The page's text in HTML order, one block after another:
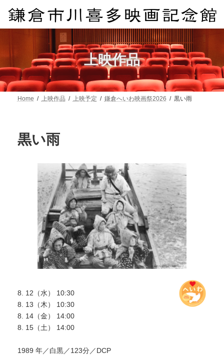
ン
ス
キ
ッ
プ
ー
ン
に
移
動
上映作品
Home 上映作品 上映予定 鎌倉へいわ映画祭2026 黒い雨
黒い雨
8. 12（水） 10:30
8. 13（木） 10:30
8. 14（金） 14:00
8. 15（土） 14:00
1989 年／白黒／123分／DCP